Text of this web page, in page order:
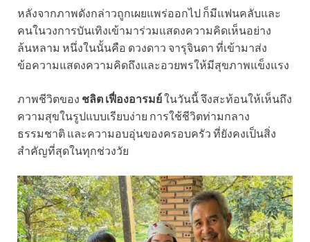
หลังจากภาพดังกล่าวถูกเผยแพร่ออกไป ก็มีแฟนคลับและ
คนในวงการบันเทิงเข้ามาร่วมแสดงความคิดเห็นอย่าง
ล้นหลาม หนึ่งในนั้นคือ ดวงดาว จารุจินดา ที่เข้ามาส่ง
ข้อความแสดงความคิดถึงและอวยพรให้มีสุขภาพแข็งแรง
ภาพชีวิตของ ชลิต เฟื่องอารมย์ในวันนี้ จึงสะท้อนให้เห็นถึง
ความสุขในรูปแบบเรียบง่าย การใช้ชีวิตท่ามกลาง
ธรรมชาติ และความอบอุ่นของครอบครัว ที่ยังคงเป็นสิ่ง
สำคัญที่สุดในทุกช่วงวัย